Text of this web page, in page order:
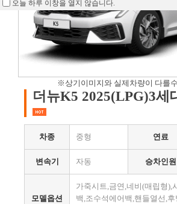
※상기이미지와 실제차량이 다를
더뉴K5 2025(LPG)3세
차종 중형 연료
변속기 자동 승차인원
모델옵션
가죽시트,금연,네비(매립형),
백,조수석에어백,핸들열선,후
오늘 하루 이창을 열지 않습니다.